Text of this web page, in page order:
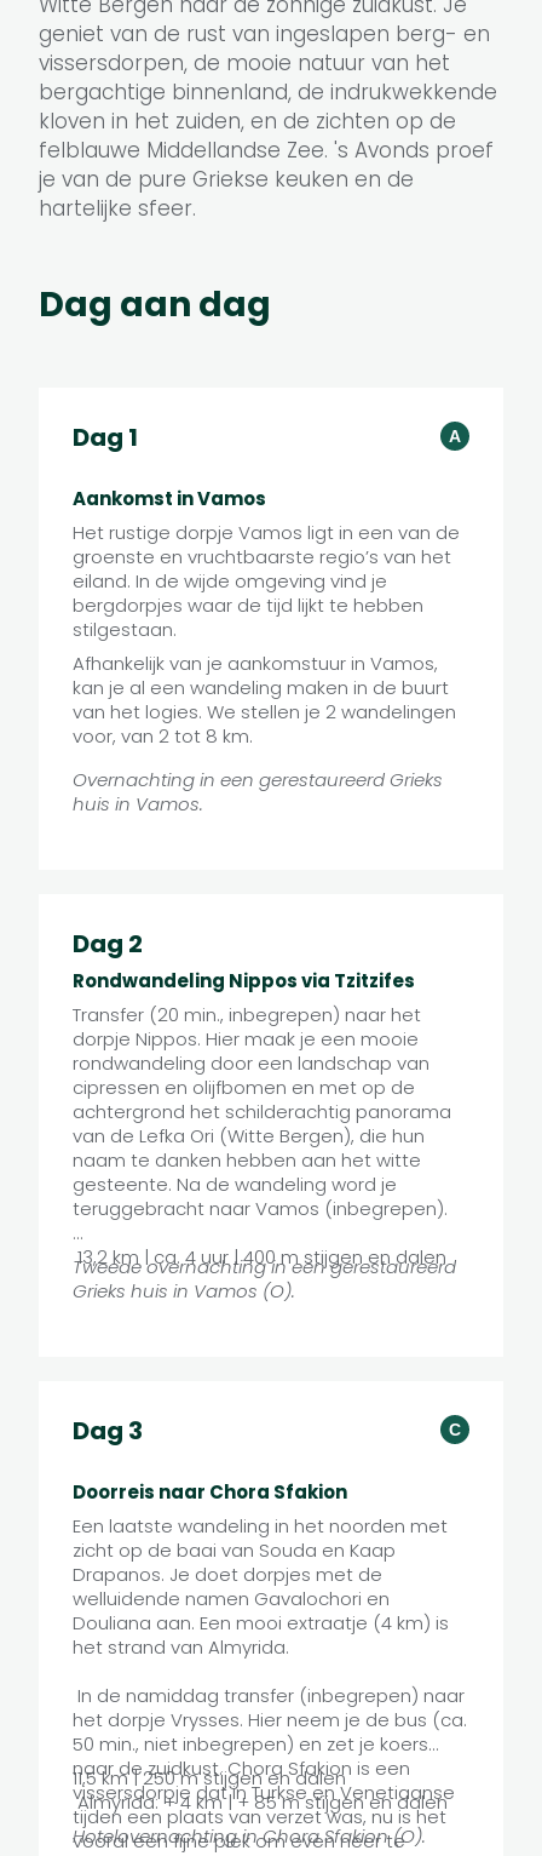
geniet van de rust van ingeslapen berg- en
vissersdorpen, de mooie natuur van het
bergachtige binnenland, de indrukwekkende
kloven in het zuiden, en de zichten op de
felblauwe Middellandse Zee. 's Avonds proef
je van de pure Griekse keuken en de
hartelijke sfeer.
Dag aan dag
C
D
Dag 1 A
Aankomst in Vamos
Het rustige dorpje Vamos ligt in een van de
groenste en vruchtbaarste regio’s van het
eiland. In de wijde omgeving vind je
bergdorpjes waar de tijd lijkt te hebben
stilgestaan.
Afhankelijk van je aankomstuur in Vamos,
kan je al een wandeling maken in de buurt
van het logies. We stellen je 2 wandelingen
voor, van 2 tot 8 km.
Overnachting in een gerestaureerd Grieks
huis in Vamos.
Dag 2
Rondwandeling Nippos via Tzitzifes
Transfer (20 min., inbegrepen) naar het
dorpje Nippos. Hier maak je een mooie
rondwandeling door een landschap van
cipressen en olijfbomen en met op de
achtergrond het schilderachtig panorama
van de Lefka Ori (Witte Bergen), die hun
naam te danken hebben aan het witte
gesteente. Na de wandeling word je
teruggebracht naar Vamos (inbegrepen).
13,2 km | ca. 4 uur | 400 m stijgen en dalen
Tweede overnachting in een gerestaureerd
Grieks huis in Vamos (O).
Dag 3 C
Doorreis naar Chora Sfakion
Een laatste wandeling in het noorden met
zicht op de baai van Souda en Kaap
Drapanos. Je doet dorpjes met de
welluidende namen Gavalochori en
Douliana aan. Een mooi extraatje (4 km) is
het strand van Almyrida.
In de namiddag transfer (inbegrepen) naar
het dorpje Vrysses. Hier neem je de bus (ca.
50 min., niet inbegrepen) en zet je koers
naar de zuidkust. Chora Sfakion is een
vissersdorpje dat in Turkse en Venetiaanse
tijden een plaats van verzet was, nu is het
vooral een fijne plek om even neer te
11,5 km | 250 m stijgen en dalen
Almyrida: + 4 km | + 85 m stijgen en dalen
Hotelovernachting in Chora Sfakion (O).